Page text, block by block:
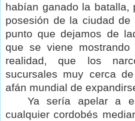
habían ganado la batalla,
posesión de la ciudad de
punto que dejamos de
que se viene mostrando
realidad, que los
sucursales muy cerca
afán mundial de
Ya sería apelar a
cualquier cordobés